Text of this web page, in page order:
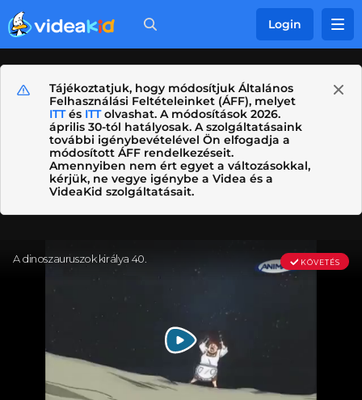
Login
Tájékoztatjuk, hogy módosítjuk Általános
Felhasználási Feltételeinket (ÁFF), melyet
ITTés ITTolvashat. A módosítások 2026.
április 30-tól hatályosak. A szolgáltatásaink
további igénybevételével Ön elfogadja a
módosított ÁFF rendelkezéseit.
Amennyiben nem ért egyet a változásokkal,
kérjük, ne vegye igénybe a Videa és a
VideaKid szolgáltatásait.